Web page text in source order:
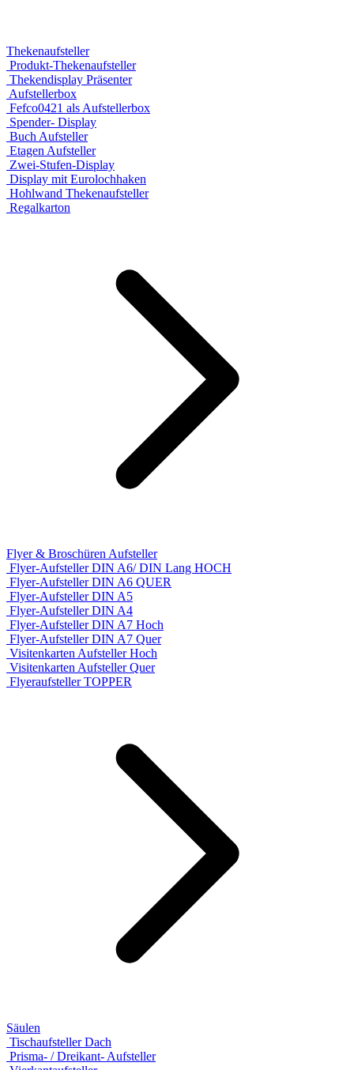
Thekenaufsteller
Produkt-Thekenaufsteller
Thekendisplay Präsenter
Aufstellerbox
Fefco0421 als Aufstellerbox
Spender- Display
Buch Aufsteller
Etagen Aufsteller
Zwei-Stufen-Display
Display mit Eurolochhaken
Hohlwand Thekenaufsteller
Regalkarton
Flyer & Broschüren Aufsteller
Flyer-Aufsteller DIN A6/ DIN Lang HOCH
Flyer-Aufsteller DIN A6 QUER
Flyer-Aufsteller DIN A5
Flyer-Aufsteller DIN A4
Flyer-Aufsteller DIN A7 Hoch
Flyer-Aufsteller DIN A7 Quer
Visitenkarten Aufsteller Hoch
Visitenkarten Aufsteller Quer
Flyeraufsteller TOPPER
Säulen
Tischaufsteller Dach
Prisma- / Dreikant- Aufsteller